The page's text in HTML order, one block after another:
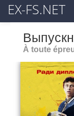
EX-FS.NET
À toute